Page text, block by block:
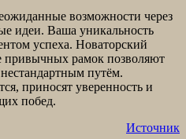
возможности через
идеи. Ваша уникальность
успеха. Новаторский
привычных рамок позволяют
путём.
приносят уверенность и
побед.
Источник